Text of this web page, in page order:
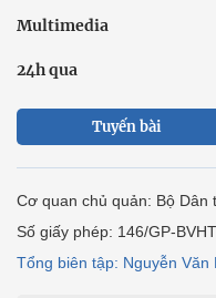
Multimedia
24h qua
Tuyến bài
Cơ quan chủ quản: Bộ Dân
Số giấy phép: 146/GP-
Tổng biên tập: Nguyễn Văn